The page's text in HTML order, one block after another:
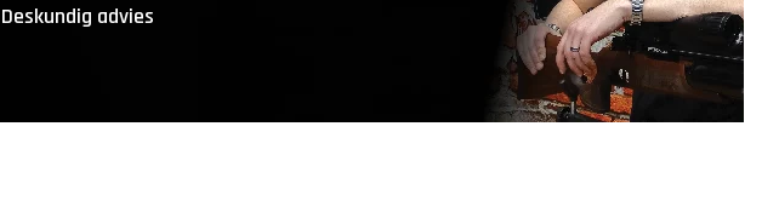
Deskundig advies